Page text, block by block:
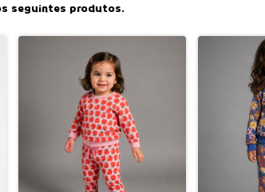
seguintes produtos.